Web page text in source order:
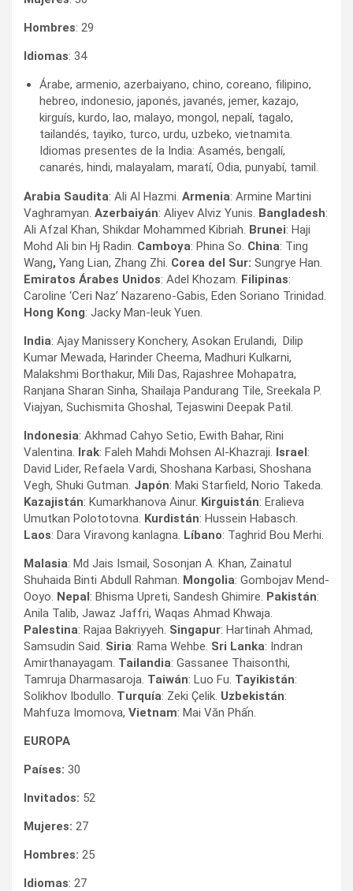
Hombres: 29
Idiomas: 34
Árabe, armenio, azerbaiyano, chino, coreano, filipino,
hebreo, indonesio, japonés, javanés, jemer, kazajo,
kirguís, kurdo, lao, malayo, mongol, nepalí, tagalo,
tailandés, tayiko, turco, urdu, uzbeko, vietnamita.
Idiomas presentes de la India: Asamés, bengalí,
canarés, hindi, malayalam, maratí, Odia, punyabí, tamil.
Arabia Saudita: Ali Al Hazmi. Armenia: Armine Martini
Vaghramyan. Azerbaiyán: Aliyev Alviz Yunis. Bangladesh:
Ali Afzal Khan, Shikdar Mohammed Kibriah. Brunei: Haji
Mohd Ali bin Hj Radin. Camboya: Phina So. China: Ting
Wang, Yang Lian, Zhang Zhi. Corea del Sur: Sungrye Han.
Emiratos Árabes Unidos: Adel Khozam. Filipinas:
Caroline ‘Ceri Naz’ Nazareno-Gabis, Eden Soriano Trinidad.
Hong Kong: Jacky Man-leuk Yuen.
India: Ajay Manissery Konchery, Asokan Erulandi, Dilip
Kumar Mewada, Harinder Cheema, Madhuri Kulkarni,
Malakshmi Borthakur, Mili Das, Rajashree Mohapatra,
Ranjana Sharan Sinha, Shailaja Pandurang Tile, Sreekala P.
Viajyan, Suchismita Ghoshal, Tejaswini Deepak Patil.
Indonesia: Akhmad Cahyo Setio, Ewith Bahar, Rini
Valentina. Irak: Faleh Mahdi Mohsen Al-Khazraji. Israel:
David Lider, Refaela Vardi, Shoshana Karbasi, Shoshana
Vegh, Shuki Gutman. Japón: Maki Starfield, Norio Takeda.
Kazajistán: Kumarkhanova Ainur. Kirguistán: Eralieva
Umutkan Polototovna. Kurdistán: Hussein Habasch.
Laos: Dara Viravong kanlagna. Líbano: Taghrid Bou Merhi.
Malasia: Md Jais Ismail, Sosonjan A. Khan, Zainatul
Shuhaida Binti Abdull Rahman. Mongolia: Gombojav Mend-
Ooyo. Nepal: Bhisma Upreti, Sandesh Ghimire. Pakistán:
Anila Talib, Jawaz Jaffri, Waqas Ahmad Khwaja.
Palestina: Rajaa Bakriyyeh. Singapur: Hartinah Ahmad,
Samsudin Said. Siria: Rama Wehbe. Sri Lanka: Indran
Amirthanayagam. Tailandia: Gassanee Thaisonthi,
Tamruja Dharmasaroja. Taiwán: Luo Fu. Tayikistán:
Solikhov Ibodullo. Turquía: Zeki Çelik. Uzbekistán:
Mahfuza Imomova, Vietnam: Mai Văn Phấn.
EUROPA
Países: 30
Invitados: 52
Mujeres: 27
Hombres: 25
Idiomas: 27